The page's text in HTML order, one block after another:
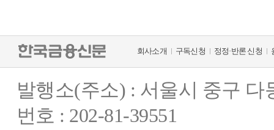
회사소개 구독신청 정정·반론 신청
발행소(주소) : 서울시 중구
번호 : 202-81-39551